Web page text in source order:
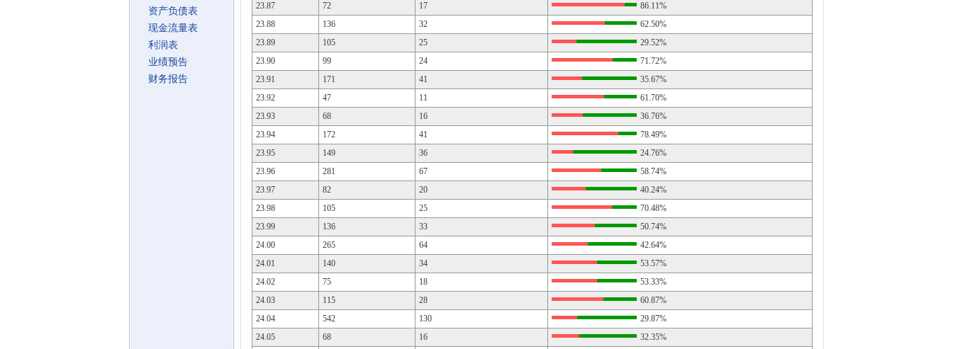
资产负债表
现金流量表
利润表
业绩预告
财务报告
23.87
72 17
86.11%
23.88
136 32
62.50%
23.89
105 25
29.52%
23.90
99 24
71.72%
23.91
171 41
35.67%
23.92
47 11
61.70%
23.93
68 16
36.76%
23.94
172 41
78.49%
23.95
149 36
24.76%
23.96
281 67
58.74%
23.97
82 20
40.24%
23.98
105 25
70.48%
23.99
136 33
50.74%
24.00
265 64
42.64%
24.01
140 34
53.57%
24.02
75 18
53.33%
24.03
115 28
60.87%
24.04
542 130
29.87%
24.05
68 16
32.35%